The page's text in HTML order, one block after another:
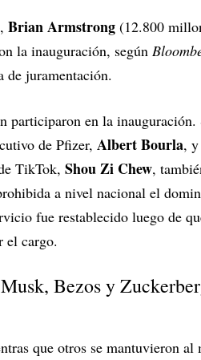
Brian Armstrong (12.800
la inauguración, según
de juramentación.
participaron en la inauguración.
de Pfizer, Albert Bourla,
TikTok, Shou Zi Chew,
a nivel nacional el
fue restablecido luego de
el cargo.
Bezos y
que otros se mantuvieron al